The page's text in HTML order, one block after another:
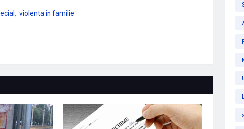
violenta in familie